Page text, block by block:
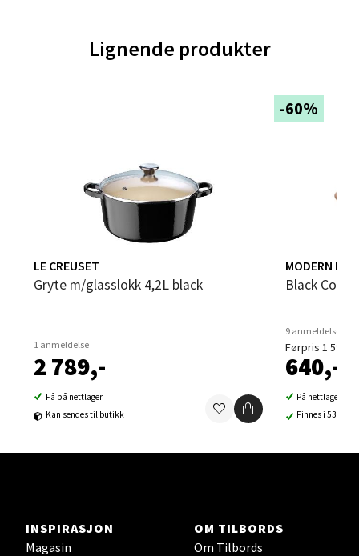
Lignende produkter
LE CREUSET
Gryte m/glasslokk 4,2L black
1 anmeldelse
2 789,-
Få på nettlager
Kan sendes til butikk
-60%
MODERN
Black
9 anmeldelser
Førpris 1 599,-
640,-
På nettlager
Finnes i 53
INSPIRASJON
Magasin
OM TILBORDS
Om Tilbords
Trondheim - Sirkus Shopping
Åpent i dag 09-21
0 i butikk
Ski Storsenter, Jernbanesvingen 6, 1400 Ski
Åpent i dag 10-21
0 i butikk
Sortland - Sortland Storsenter